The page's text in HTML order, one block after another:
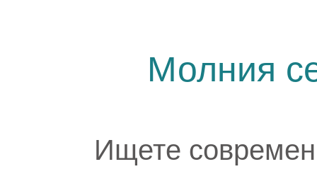
Молния
Ищете